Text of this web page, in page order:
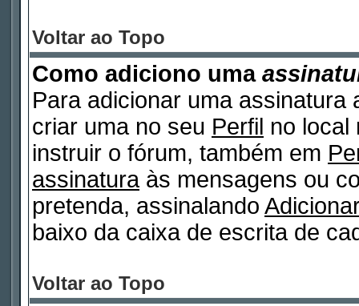
Voltar ao Topo
Como adiciono uma
Para adicionar uma
criar uma no seu Perfil no local
instruir o fórum, também em
assinaturaàs mensagens ou
pretenda, assinalando
baixo da caixa de escrita de
Voltar ao Topo